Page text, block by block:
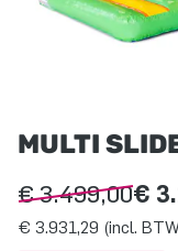
MULTI
€ 3.499,00€
€ 3.931,29 (incl.